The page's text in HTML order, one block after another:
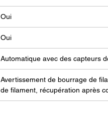
410:
la
Oui
Oui
Automatique avec des capteurs
Avertissement de bourrage de
de filament, récupération après